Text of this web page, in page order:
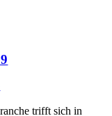
trifft sich in